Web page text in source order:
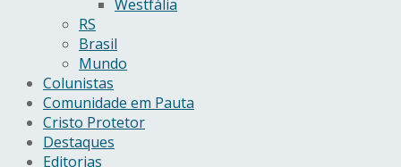
Westfália
RS
Brasil
Mundo
Colunistas
Comunidade em Pauta
Cristo Protetor
Destaques
Editorias